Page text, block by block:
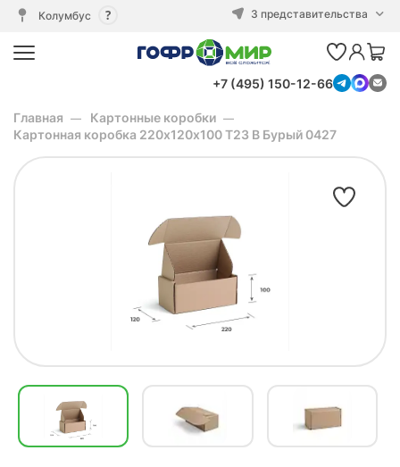
Колумбус 3 представительства
+7 (495) 150-12-66
Главная
Картонные коробки
Картонная коробка 220х120х100 Т23 B Бурый 0427